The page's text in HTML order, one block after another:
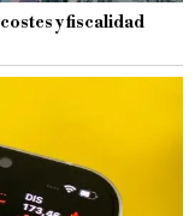
y fiscalidad